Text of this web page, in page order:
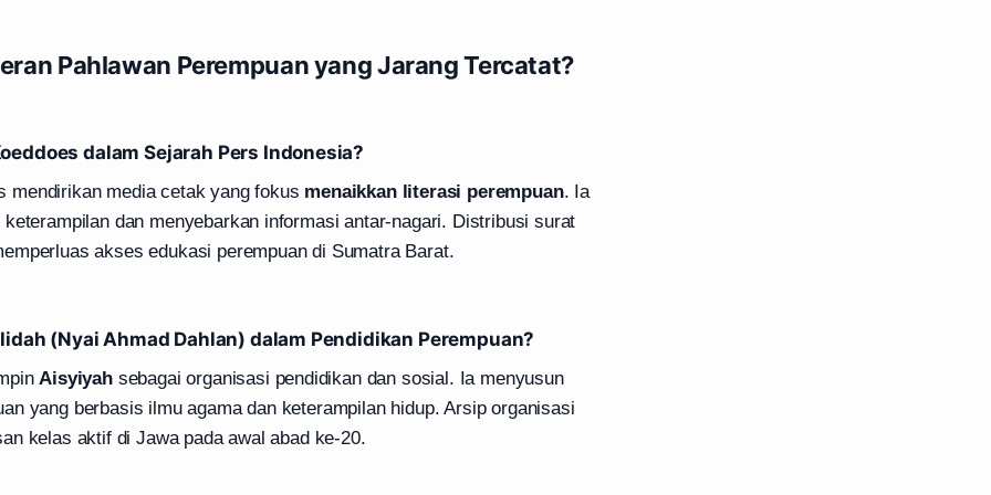
Pahlawan Perempuan yang Jarang Tercatat?
dalam Sejarah Pers Indonesia?
mendirikan media cetak yang fokus menaikkan literasi perempuan. Ia
dan menyebarkan informasi antar-nagari. Distribusi surat
akses edukasi perempuan di Sumatra Barat.
(Nyai Ahmad Dahlan) dalam Pendidikan Perempuan?
Aisyiyahsebagai organisasi pendidikan dan sosial. Ia menyusun
yang berbasis ilmu agama dan keterampilan hidup. Arsip organisasi
kelas aktif di Jawa pada awal abad ke-20.